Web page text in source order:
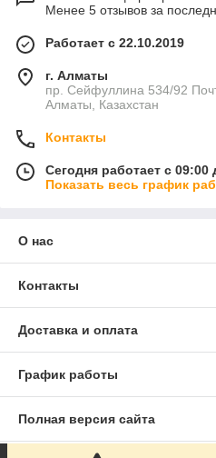
Менее 5 отзывов за
Работает с 22.10.2019
г. Алматы
пр. Сейфуллина 534/92
Алматы, Казахстан
Контакты
Сегодня работает с 09:00
Показать весь график
О нас
Контакты
Доставка и оплата
График работы
Полная версия сайта